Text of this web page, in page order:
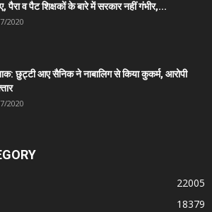
पैरा व पैट शिक्षकों के बारे में सरकार नहीं गंभीर,...
2020
छुट्टी आए सैनिक ने नाबालिग से किया कुकर्म, आरोपी
2020
22005
18379